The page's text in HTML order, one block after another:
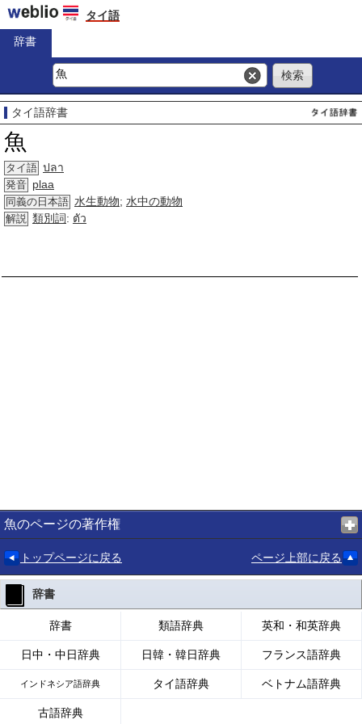
タイ語
辞書
タイ語辞書
魚
タイ語 ปลา
発音 plaa
同義の日本語 水生動物; 水中の動物
解説 類別詞: ตัว
魚のページの著作権
トップページに戻る ページ上部に戻る
辞書
辞書 類語辞典 英和・和英辞典
日中・中日辞典 日韓・韓日辞典 フランス語辞典
インドネシア語辞典 タイ語辞典 ベトナム語辞典
古語辞典